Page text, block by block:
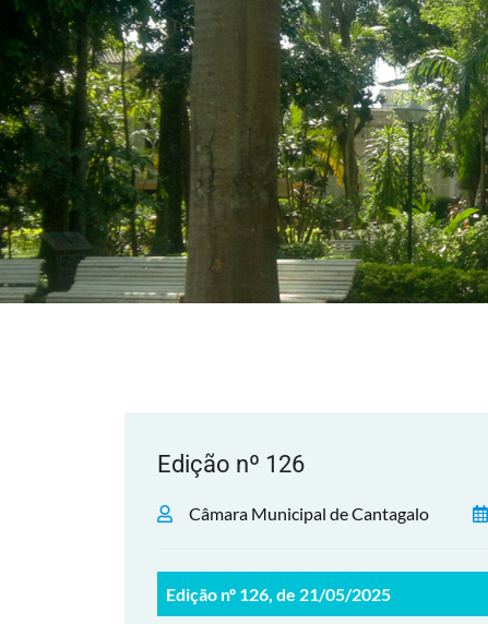
Edição nº 126
Câmara Municipal de Cantagalo
Edição nº 126, de 21/05/2025